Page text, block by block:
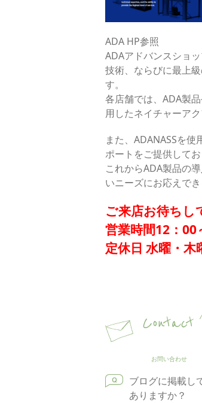
ADA HP参照
ADAアドバンスショ
技術、ならびに最上
す。
各店舗では、ADA製
用したネイチャーア
また、ADANASSを
ポートをご提供してお
これからADA製品の
いニーズにお応えでき
ご来店お待ちし
営業時間12：00
定休日 水曜・木
Contact
お問い合わせ
ブログに掲載し
ありますか？